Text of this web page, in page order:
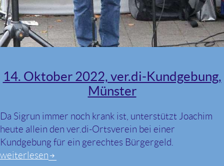
14. Oktober 2022, ver.di-Kundgebung,
Münster
Da Sigrun immer noch krank ist, unterstützt Joachim
heute allein den ver.di-Ortsverein bei einer
Kundgebung für ein gerechtes Bürgergeld.
14. Oktober 2022, ver.di-Kundgebung, Münster
weiterlesen